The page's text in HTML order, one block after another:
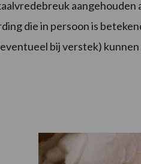
aangehouden
die in persoon is
bij verstek)